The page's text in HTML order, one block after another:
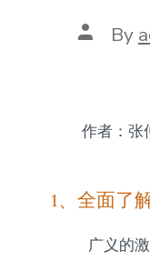
Post
author
By
作者：张
1、全面了
广义的